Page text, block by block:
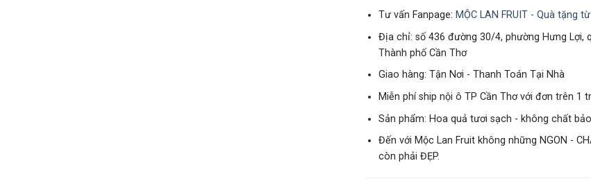
Tư vấn Fanpage: MỘC LAN FRUIT - Quà tặng
Địa chỉ: số 436 đường 30/4, phường Hưng Lợi,
Thành phố Cần Thơ
Giao hàng: Tận Nơi - Thanh Toán Tại Nhà
Miễn phí ship nội ô TP Cần Thơ với đơn trên 1
Sản phẩm: Hoa quả tươi sạch - không chất
Đến với Mộc Lan Fruit không những NGON -
còn phải ĐẸP.